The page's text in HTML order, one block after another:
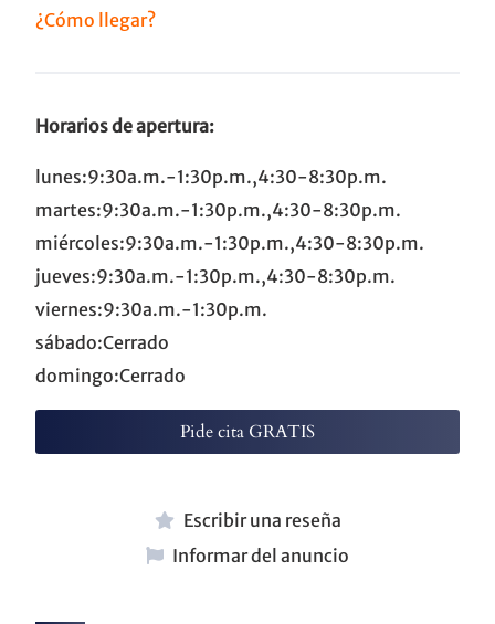
¿Cómo llegar?
Horarios de apertura:
lunes:9:30a.m.-1:30p.m.,4:30-8:30p.m.
martes:9:30a.m.-1:30p.m.,4:30-8:30p.m.
miércoles:9:30a.m.-1:30p.m.,4:30-8:30p.m.
jueves:9:30a.m.-1:30p.m.,4:30-8:30p.m.
viernes:9:30a.m.-1:30p.m.
sábado:Cerrado
domingo:Cerrado
Pide cita GRATIS
Escribir una reseña
Informar del anuncio